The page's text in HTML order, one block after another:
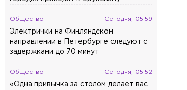
Общество Сегодня, 05:59
Электрички на Финляндском
направлении в Петербурге следуют с
задержками до 70 минут
Общество Сегодня, 05:52
«Одна привычка за столом делает вас